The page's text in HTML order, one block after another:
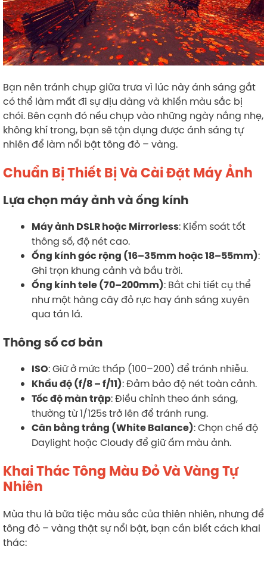
Bạn nên tránh chụp giữa trưa vì lúc này ánh sáng gắt
có thể làm mất đi sự dịu dàng và khiến màu sắc bị
chói. Bên cạnh đó nếu chụp vào những ngày nắng nhẹ,
không khí trong, bạn sẽ tận dụng được ánh sáng tự
nhiên để làm nổi bật tông đỏ – vàng.
Chuẩn Bị Thiết Bị Và Cài Đặt Máy Ảnh
Lựa chọn máy ảnh và ống kính
Máy ảnh DSLR hoặc Mirrorless: Kiểm soát tốt
thông số, độ nét cao.
Ống kính góc rộng (16–35mm hoặc 18–55mm):
Ghi trọn khung cảnh và bầu trời.
Ống kính tele (70–200mm): Bắt chi tiết cụ thể
như một hàng cây đỏ rực hay ánh sáng xuyên
qua tán lá.
Thông số cơ bản
ISO: Giữ ở mức thấp (100–200) để tránh nhiễu.
Khẩu độ (f/8 – f/11): Đảm bảo độ nét toàn cảnh.
Tốc độ màn trập: Điều chỉnh theo ánh sáng,
thường từ 1/125s trở lên để tránh rung.
Cân bằng trắng (White Balance): Chọn chế độ
Daylight hoặc Cloudy để giữ ấm màu ảnh.
Khai Thác Tông Màu Đỏ Và Vàng Tự
Nhiên
Mùa thu là bữa tiệc màu sắc của thiên nhiên, nhưng để
tông đỏ – vàng thật sự nổi bật, bạn cần biết cách khai
thác: